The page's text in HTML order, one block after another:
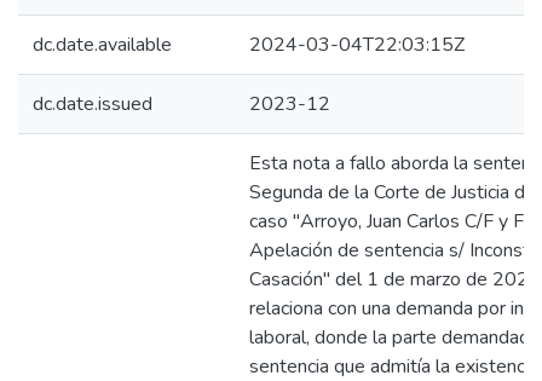
dc.date.available 2024-03-04T22:03:15Z
dc.date.issued 2023-12
Esta nota a fallo aborda la
Segunda de la Corte de Justicia de
caso "Arroyo, Juan Carlos C/F y F
Apelación de sentencia s/
Casación" del 1 de marzo de
relaciona con una demanda por
laboral, donde la parte
sentencia que admitía la